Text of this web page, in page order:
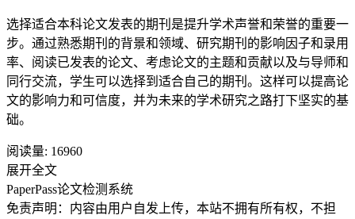
选择适合本科论文发表的期刊是提升学术声誉和荣誉的重要一
步。通过熟悉期刊的背景和领域、研究期刊的影响因子和录用
率、阅读已发表的论文、考虑论文的主题和贡献以及与导师和
同行交流，学生可以选择到适合自己的期刊。这样可以提高论
文的影响力和可信度，并为未来的学术研究之路打下坚实的基
础。
阅读量: 16960
展开全文
PaperPass论文检测系统
免责声明：内容由用户自发上传，本站不拥有所有权，不担